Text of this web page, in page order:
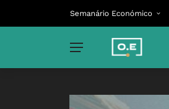
Semanário Económico